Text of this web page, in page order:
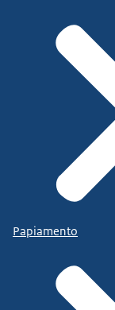
Papiamento